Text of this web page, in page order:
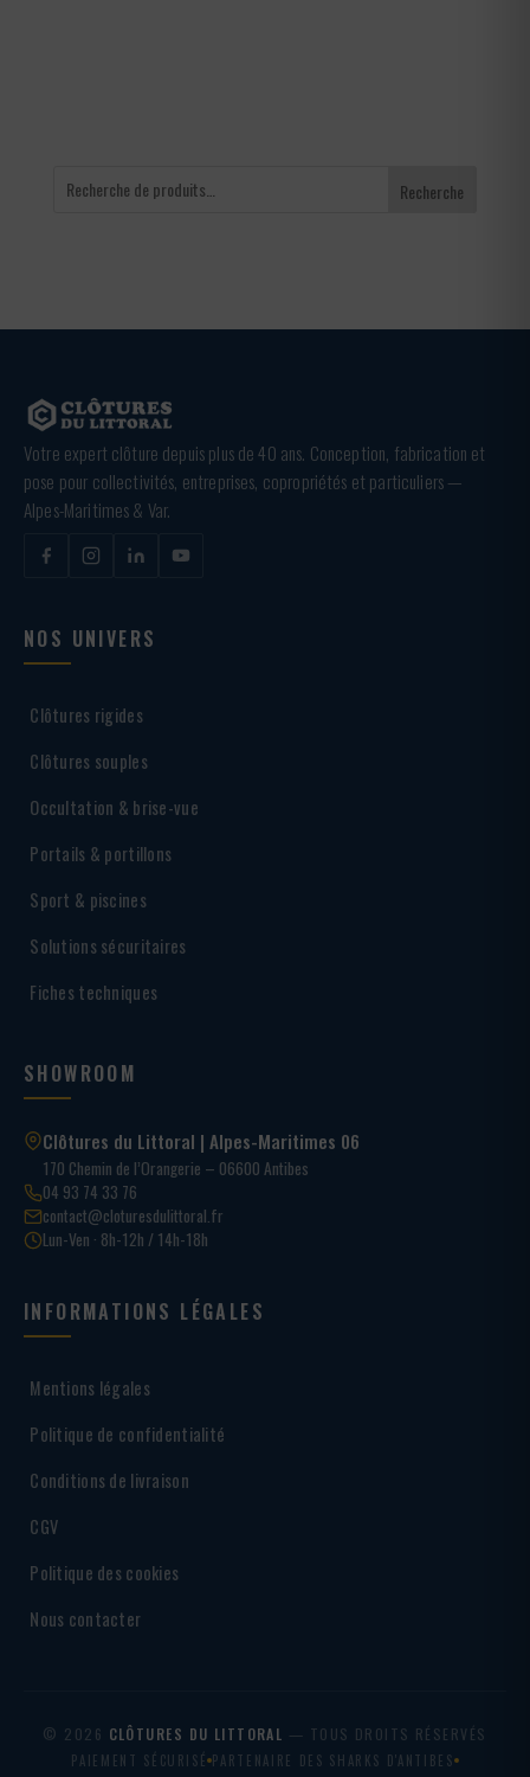
Recherche
Votre expert clôture depuis plus de 40 ans. Conception, fabrication et
pose pour collectivités, entreprises, copropriétés et particuliers —
Alpes-Maritimes & Var.
NOS UNIVERS
Clôtures rigides
Clôtures souples
Occultation & brise-vue
Portails & portillons
Sport & piscines
Solutions sécuritaires
Fiches techniques
SHOWROOM
Clôtures du Littoral | Alpes-Maritimes 06
170 Chemin de l’Orangerie – 06600 Antibes
04 93 74 33 76
contact@cloturesdulittoral.fr
Lun-Ven · 8h-12h / 14h-18h
INFORMATIONS LÉGALES
Mentions légales
Politique de confidentialité
Conditions de livraison
CGV
Politique des cookies
Nous contacter
© 2026 CLÔTURES DU LITTORAL — TOUS DROITS RÉSERVÉS
PAIEMENT SÉCURISÉ PARTENAIRE DES SHARKS D'ANTIBES